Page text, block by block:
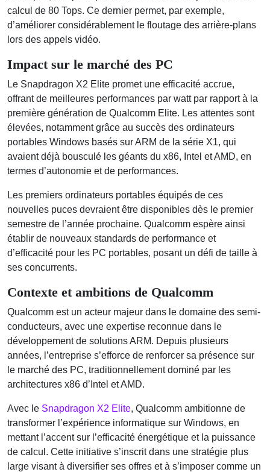
calcul de 80 Tops. Ce dernier permet, par exemple,
d’améliorer considérablement le floutage des arrière-plans
lors des appels vidéo.
Impact sur le marché des PC
Le Snapdragon X2 Elite promet une efficacité accrue,
offrant de meilleures performances par watt par rapport à la
première génération de Qualcomm Elite. Les attentes sont
élevées, notamment grâce au succès des ordinateurs
portables Windows basés sur ARM de la série X1, qui
avaient déjà bousculé les géants du x86, Intel et AMD, en
termes d’autonomie et de performances.
Les premiers ordinateurs portables équipés de ces
nouvelles puces devraient être disponibles dès le premier
semestre de l’année prochaine. Qualcomm espère ainsi
établir de nouveaux standards de performance et
d’efficacité pour les PC portables, posant un défi de taille à
ses concurrents.
Contexte et ambitions de Qualcomm
Qualcomm est un acteur majeur dans le domaine des semi-
conducteurs, avec une expertise reconnue dans le
développement de solutions ARM. Depuis plusieurs
années, l’entreprise s’efforce de renforcer sa présence sur
le marché des PC, traditionnellement dominé par les
architectures x86 d’Intel et AMD.
Avec le Snapdragon X2 Elite, Qualcomm ambitionne de
transformer l’expérience informatique sur Windows, en
mettant l’accent sur l’efficacité énergétique et la puissance
de calcul. Cette initiative s’inscrit dans une stratégie plus
large visant à diversifier ses offres et à s’imposer comme un